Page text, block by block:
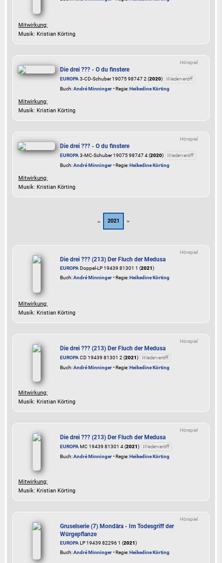
Mitwirkung:
Musik: Kristian Körting
Hörspiel
Die drei ??? - O du finstere
EUROPA3-CD-Schuber 19075 98747 2 (2020)
Wiederveröff.
Buch:André Minninger• Regie:Heikedine Körting
Mitwirkung:
Musik: Kristian Körting
Hörspiel
Die drei ??? - O du finstere
EUROPA3-MC-Schuber 19075 98747 4 (2020)
Wiederveröff.
Buch:André Minninger• Regie:Heikedine Körting
Mitwirkung:
Musik: Kristian Körting
2021
Hörspiel
Die drei ??? (213) Der Fluch der Medusa
EUROPADoppel-LP 19439 81301 1 (2021)
Buch:André Minninger• Regie:Heikedine Körting
Mitwirkung:
Musik: Kristian Körting
Hörspiel
Die drei ??? (213) Der Fluch der Medusa
EUROPACD 19439 81301 2 (2021)
Wiederveröff.
Buch:André Minninger• Regie:Heikedine Körting
Mitwirkung:
Musik: Kristian Körting
Hörspiel
Die drei ??? (213) Der Fluch der Medusa
EUROPAMC 19439 81301 4 (2021)
Wiederveröff.
Buch:André Minninger• Regie:Heikedine Körting
Mitwirkung:
Musik: Kristian Körting
Hörspiel
Gruselserie (7) Mondära - Im Todesgriff der
Würgepflanze
EUROPALP 19439 82296 1 (2021)
Buch:André Minninger• Regie:Heikedine Körting